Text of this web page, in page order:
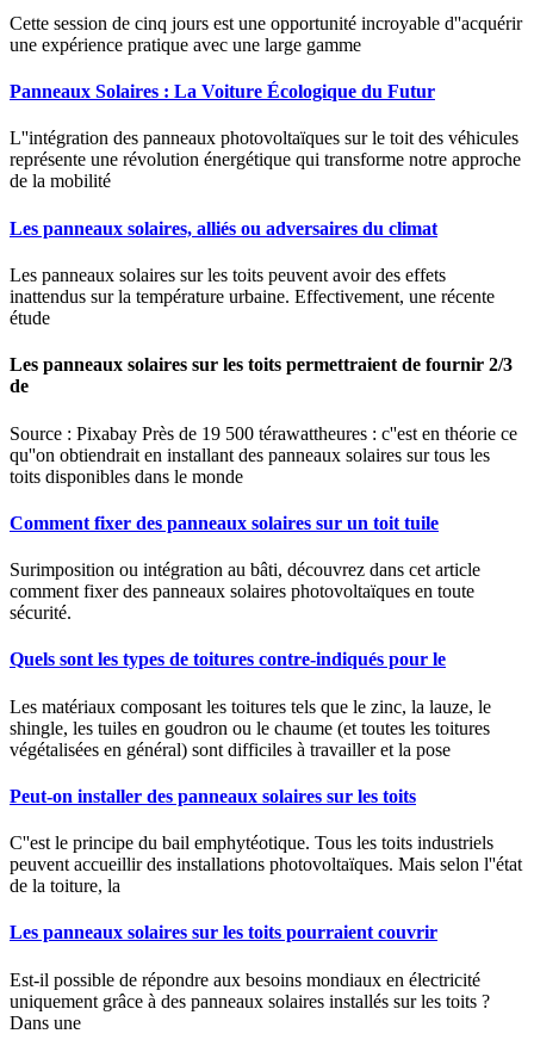
Cette session de cinq jours est une opportunité incroyable d''acquérir
une expérience pratique avec une large gamme
Panneaux Solaires : La Voiture Écologique du Futur
L''intégration des panneaux photovoltaïques sur le toit des véhicules
représente une révolution énergétique qui transforme notre approche
de la mobilité
Les panneaux solaires, alliés ou adversaires du climat
Les panneaux solaires sur les toits peuvent avoir des effets
inattendus sur la température urbaine. Effectivement, une récente
étude
Les panneaux solaires sur les toits permettraient de fournir 2/3
de
Source : Pixabay Près de 19 500 térawattheures : c''est en théorie ce
qu''on obtiendrait en installant des panneaux solaires sur tous les
toits disponibles dans le monde
Comment fixer des panneaux solaires sur un toit tuile
Surimposition ou intégration au bâti, découvrez dans cet article
comment fixer des panneaux solaires photovoltaïques en toute
sécurité.
Quels sont les types de toitures contre-indiqués pour le
Les matériaux composant les toitures tels que le zinc, la lauze, le
shingle, les tuiles en goudron ou le chaume (et toutes les toitures
végétalisées en général) sont difficiles à travailler et la pose
Peut-on installer des panneaux solaires sur les toits
C''est le principe du bail emphytéotique. Tous les toits industriels
peuvent accueillir des installations photovoltaïques. Mais selon l''état
de la toiture, la
Les panneaux solaires sur les toits pourraient couvrir
Est-il possible de répondre aux besoins mondiaux en électricité
uniquement grâce à des panneaux solaires installés sur les toits ?
Dans une